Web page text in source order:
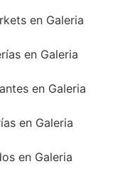
en Galeria
en Galeria
en Galeria
en Galeria
en Galeria